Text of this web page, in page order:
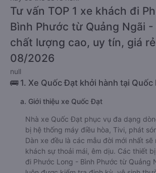
Tư vấn TOP 1 xe khách đi
Bình Phước từ Quảng Ngãi -
chất lượng cao, uy tín, giá
08/2026
null
🚌 1. Xe Quốc Đạt khởi hành tại Quốc
a. Giới thiệu xe Quốc Đạt
Nhà xe Quốc Đạt phục vụ đa dạng
bị hệ thống máy điều hòa, Tivi, phát
Dàn xe đều là các mẫu đời mới nhất sẽ
khách sự thoải mái, êm dịu. Các thiết
đi Phước Long - Bình Phước từ Quảng